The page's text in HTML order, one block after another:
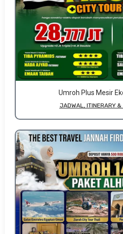
Umroh Plus Mesir
JADWAL, ITINERARY &